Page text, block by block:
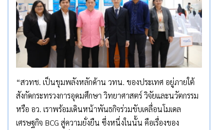
“สวทช. เป็นขุมพลังหลักด้าน วทน. ของประเทศ อยู่ภายใต้
สังกัดกระทรวงการอุดมศึกษา วิทยาศาสตร์ วิจัยและนวัตกรรม
หรือ อว. เราพร้อมเดินหน้าพันธกิจร่วมขับเคลื่อนโมเดล
เศรษฐกิจ BCG สู่ความยั่งยืน ซึ่งหนึ่งในนั้น คือเรื่องของ